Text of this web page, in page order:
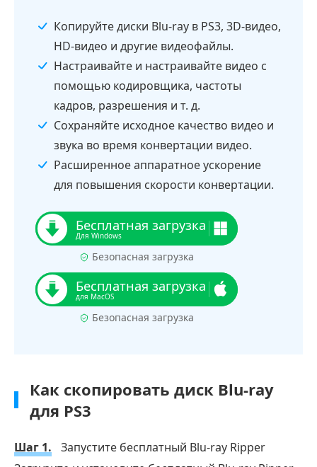
Копируйте диски Blu-ray в PS3, 3D-видео,
HD-видео и другие видеофайлы.
Настраивайте и настраивайте видео с
помощью кодировщика, частоты
кадров, разрешения и т. д.
Сохраняйте исходное качество видео и
звука во время конвертации видео.
Расширенное аппаратное ускорение
для повышения скорости конвертации.
Безопасная загрузка
Безопасная загрузка
Как скопировать диск Blu-ray
для PS3
Шаг 1.
Запустите бесплатный Blu-ray Ripper